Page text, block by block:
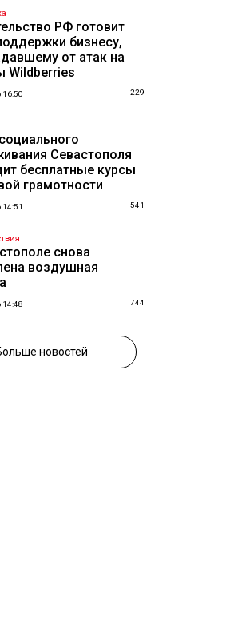
РФ готовит
бизнесу,
от атак на
Wildberries
16:50 229
Севастополя
бесплатные курсы
грамотности
541
снова
воздушная
14:48 744
новостей